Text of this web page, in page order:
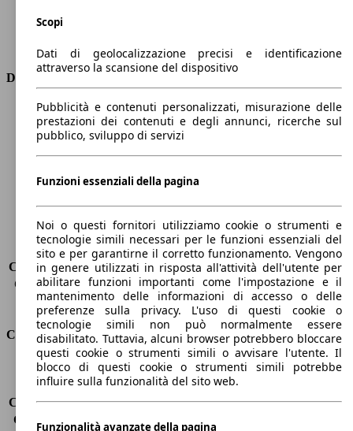
Trasmissione
Dimensioni
Lunghezza
4750 mm
Altezza
1880 mm
Larghezza
Peso massimo
2300 kg
Sedili
7
Carico sul tetto
-
Capacità di traino (senza freni) -
Capacità di traino (con freni)
1050 kg
Volume del bagagliaio
850 - 1538 l
Consumi
Emissioni di CO2*
117 g/km (komb.)
Consumo (urbano)
4.8 l/100km
Consumo (extra-urbano) 4.2 l/100km
Consumo (combinato)*
4.3 l/100km
Scopi
Dati di geolocalizzazione precisi e identificazione
attraverso la scansione del dispositivo
Pubblicità e contenuti personalizzati, misurazione delle
prestazioni dei contenuti e degli annunci, ricerche sul
pubblico, sviluppo di servizi
Funzioni essenziali della pagina
Noi o questi fornitori utilizziamo cookie o strumenti e
tecnologie simili necessari per le funzioni essenziali del
sito e per garantirne il corretto funzionamento. Vengono
in genere utilizzati in risposta all'attività dell'utente per
abilitare funzioni importanti come l'impostazione e il
mantenimento delle informazioni di accesso o delle
preferenze sulla privacy. L'uso di questi cookie o
tecnologie simili non può normalmente essere
disabilitato. Tuttavia, alcuni browser potrebbero bloccare
questi cookie o strumenti simili o avvisare l'utente. Il
blocco di questi cookie o strumenti simili potrebbe
influire sulla funzionalità del sito web.
Funzionalità avanzate della pagina